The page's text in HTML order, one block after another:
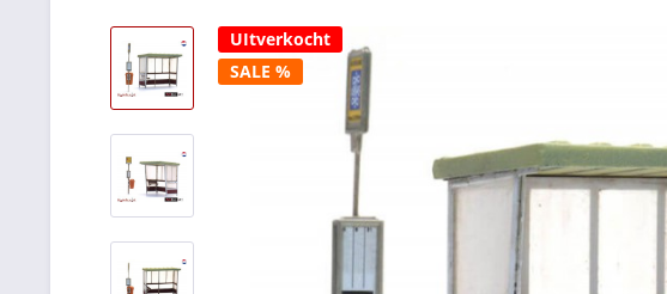
UItverkocht
SALE %